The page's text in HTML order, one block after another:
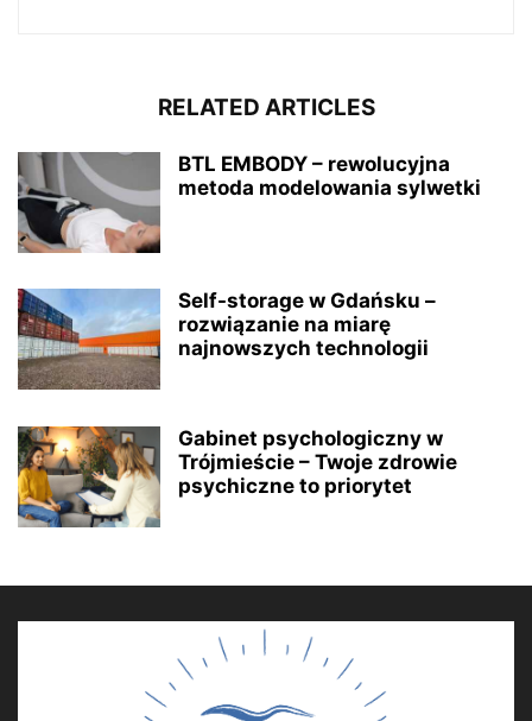
RELATED ARTICLES
BTL EMBODY – rewolucyjna
metoda modelowania sylwetki
Self-storage w Gdańsku –
rozwiązanie na miarę
najnowszych technologii
Gabinet psychologiczny w
Trójmieście – Twoje zdrowie
psychiczne to priorytet